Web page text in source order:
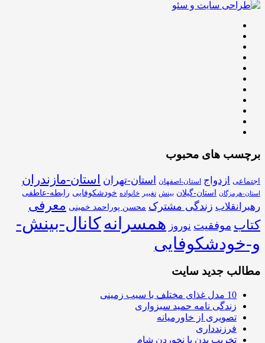
برچسب های محبوب
اجتماعی ازدواج استان-اصفهان استان-تهران استان-مازندران
استان-هرمزگان استان-گیلان بینش تغییر خانواده خودشکوفایی رابطه-عاطفی
رهبرانقلاب زندگی مشترک محسن پوراحمد خمینی معرفی
کتاب موفقیت نوروز همسرانهکانال-بینش-
و-خودشکوفایی
مطالب جدید سایت
10 مدل غذای مختلف با سیب زمینی
زندگی نامه حمید سبزواری
تصویری از خاورمیانه
فرزندداری
تخریب بدن با نخوردن شام